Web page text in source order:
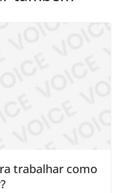
trabalhar como